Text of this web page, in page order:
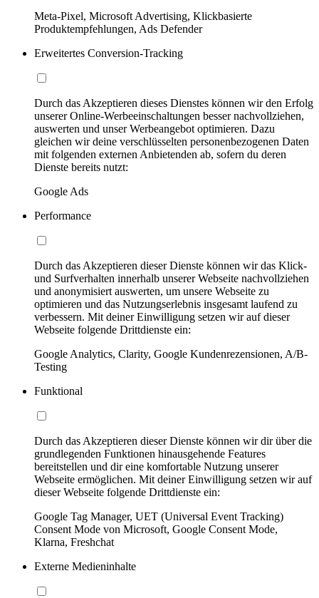
Meta-Pixel, Microsoft Advertising, Klickbasierte
Produktempfehlungen, Ads Defender
Erweitertes Conversion-Tracking
Durch das Akzeptieren dieses Dienstes können wir den Erfolg
unserer Online-Werbeeinschaltungen besser nachvollziehen,
auswerten und unser Werbeangebot optimieren. Dazu
gleichen wir deine verschlüsselten personenbezogenen Daten
mit folgenden externen Anbietenden ab, sofern du deren
Dienste bereits nutzt:
Google Ads
Performance
Durch das Akzeptieren dieser Dienste können wir das Klick-
und Surfverhalten innerhalb unserer Webseite nachvollziehen
und anonymisiert auswerten, um unsere Webseite zu
optimieren und das Nutzungserlebnis insgesamt laufend zu
verbessern. Mit deiner Einwilligung setzen wir auf dieser
Webseite folgende Drittdienste ein:
Google Analytics, Clarity, Google Kundenrezensionen, A/B-
Testing
Funktional
Durch das Akzeptieren dieser Dienste können wir dir über die
grundlegenden Funktionen hinausgehende Features
bereitstellen und dir eine komfortable Nutzung unserer
Webseite ermöglichen. Mit deiner Einwilligung setzen wir auf
dieser Webseite folgende Drittdienste ein:
Google Tag Manager, UET (Universal Event Tracking)
Consent Mode von Microsoft, Google Consent Mode,
Klarna, Freshchat
Externe Medieninhalte